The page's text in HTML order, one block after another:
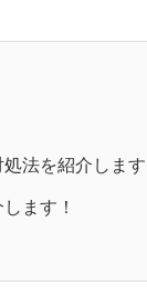
法を紹介します
ます！